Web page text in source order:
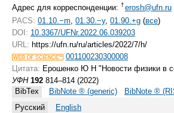
Адрес для корреспонденции: †erosh@ufn.ru
PACS: 01.10.−m, 01.30.−y, 01.90.+g (все)
DOI: 10.3367/UFNr.2022.06.039203
URL: https://ufn.ru/ru/articles/2022/7/h/
001100230300008
Цитата: Ерошенко Ю Н "Новости физики в
УФН 192 814–814 (2022)
BibTex
BibNote ® (generic) BibNote ®
Русский
English